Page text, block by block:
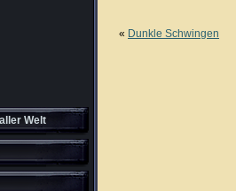
Welt
« Dunkle Schwingen